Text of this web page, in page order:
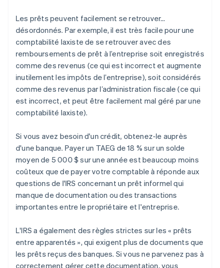
Les prêts peuvent facilement se retrouver…
désordonnés. Par exemple, il est très facile pour une
comptabilité laxiste de se retrouver avec des
remboursements de prêt à l’entreprise soit enregistrés
comme des revenus (ce qui est incorrect et augmente
inutilement les impôts de l’entreprise), soit considérés
comme des revenus par l’administration fiscale (ce qui
est incorrect, et peut être facilement mal géré par une
comptabilité laxiste).
Si vous avez besoin d'un crédit, obtenez-le auprès
d'une banque. Payer un TAEG de 18 % sur un solde
moyen de 5 000 $ sur une année est beaucoup moins
coûteux que de payer votre comptable à réponde aux
questions de l'IRS concernant un prêt informel qui
manque de documentation ou des transactions
importantes entre le propriétaire et l'entreprise.
L'IRS a également des règles strictes sur les « prêts
entre apparentés », qui exigent plus de documents que
les prêts reçus des banques. Si vous ne parvenez pas à
correctement gérer cette documentation, vous